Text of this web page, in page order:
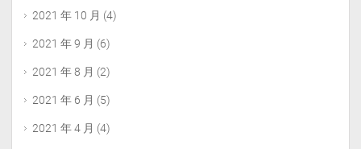
2021 年 10 月 (4)
2021 年 9 月 (6)
2021 年 8 月 (2)
2021 年 6 月 (5)
2021 年 4 月 (4)